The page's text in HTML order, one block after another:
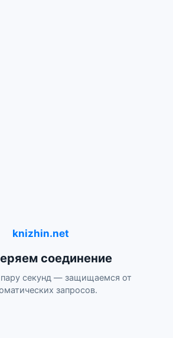
knizhin.net
соединение
секунд — защищаемся от
запросов.